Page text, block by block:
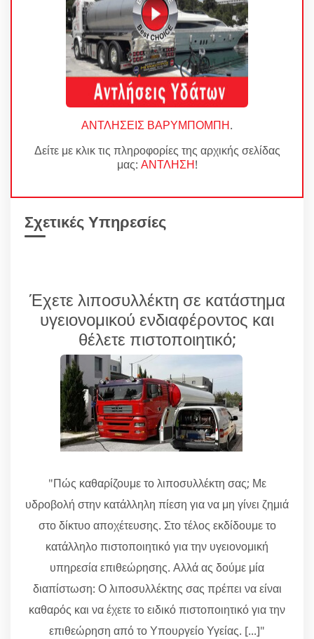
ΑΝΤΛΗΣΕΙΣ ΒΑΡΥΜΠΟΜΠΗ.
Δείτε με κλικ τις πληροφορίες της αρχικής σελίδας
μας: ΑΝΤΛΗΣΗ!
Σχετικές Υπηρεσίες
Έχετε λιποσυλλέκτη σε κατάστημα
υγειονομικού ενδιαφέροντος και
θέλετε πιστοποιητικό;
"Πώς καθαρίζουμε το λιποσυλλέκτη σας; Με
υδροβολή στην κατάλληλη πίεση για να μη γίνει ζημιά
στο δίκτυο αποχέτευσης. Στο τέλος εκδίδουμε το
κατάλληλο πιστοποιητικό για την υγειονομική
υπηρεσία επιθεώρησης. Αλλά ας δούμε μία
διαπίστωση: Ο λιποσυλλέκτης σας πρέπει να είναι
καθαρός και να έχετε το ειδικό πιστοποιητικό για την
επιθεώρηση από το Υπουργείο Υγείας. [...]"